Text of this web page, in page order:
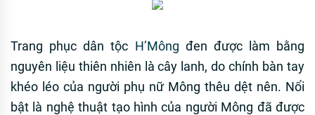
Trang phục dân tộc H’Mông đen được làm bằng
nguyên liệu thiên nhiên là cây lanh, do chính bàn tay
khéo léo của người phụ nữ Mông thêu dệt nên. Nổi
bật là nghệ thuật tạo hình của người Mông đã được